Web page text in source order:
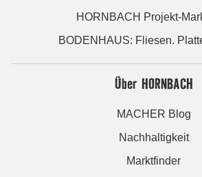
HORNBACH Projekt-
BODENHAUS: Fliesen.
Über HORNBACH
MACHER Blog
Nachhaltigkeit
Marktfinder